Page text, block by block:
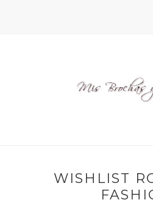
WISHLIST